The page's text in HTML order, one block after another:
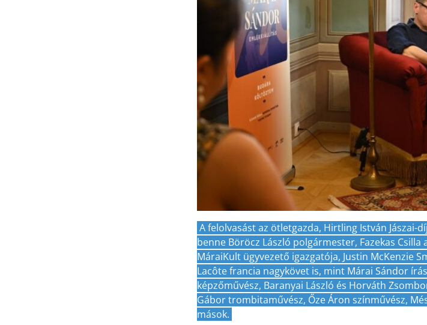
A felolvasást az ötletgazda, Hirtling István
benne Böröcz László polgármester, Fazekas
MáraiKult ügyvezető igazgatója, Justin McKenzie
Lacôte francia nagykövet is, mint Márai Sándor
képzőművész, Baranyai László és Horváth
Gábor trombitaművész, Őze Áron színművész,
mások.